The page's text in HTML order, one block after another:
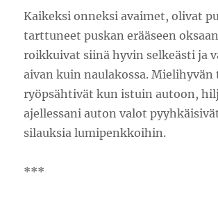
Kaikeksi onneksi avaimet, olivat
tarttuneet puskan erääseen
roikkuivat siinä hyvin selkeästi ja
aivan kuin naulakossa. Mielihyvän
ryöpsähtivät kun istuin autoon,
ajellessani auton valot
silauksia lumipenkkoihin.
***